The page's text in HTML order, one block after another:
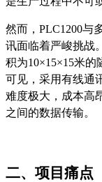
然而， PLC1200与
讯面临着严峻挑战
积为10×15×15米
可见，采用有线通
难度极大，成本高
之间的数据传输。
二、项目痛点